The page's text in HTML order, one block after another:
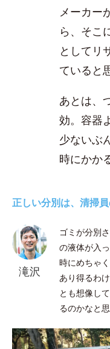
メーカー
ら、そこ
としてリ
ていると
あとは、
効。容器
少ないぶ
時にかか
正しい分別は、清掃
滝沢
ゴミが分別
の液体が入
時にめちゃ
あり得るわ
とも想像し
るのかなと思